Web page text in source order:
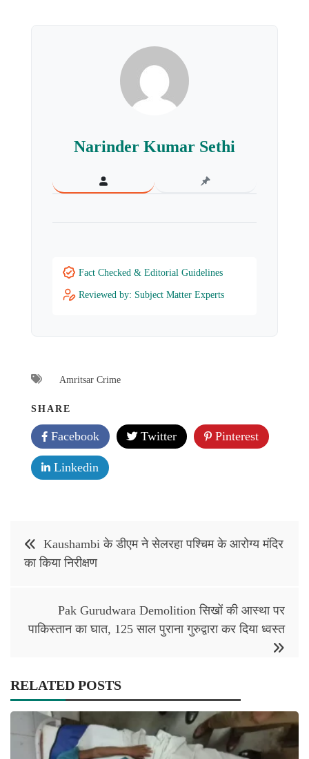
Narinder Kumar Sethi
Fact Checked & Editorial Guidelines
Reviewed by: Subject Matter Experts
Amritsar Crime
SHARE
Facebook Twitter Pinterest
Linkedin
Post
navigation
Kaushambi के डीएम ने सेलरहा पश्चिम के आरोग्य मंदिर
का किया निरीक्षण
Pak Gurudwara Demolition सिखों की आस्था पर
पाकिस्तान का घात, 125 साल पुराना गुरुद्वारा कर दिया ध्वस्त
RELATED POSTS